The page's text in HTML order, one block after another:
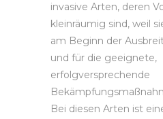
invasive Arten, deren
kleinräumig sind, weil
am Beginn der
und für die geeignete,
erfolgversprechende
Bei diesen Arten ist